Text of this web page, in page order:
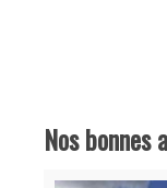
Nos bonnes